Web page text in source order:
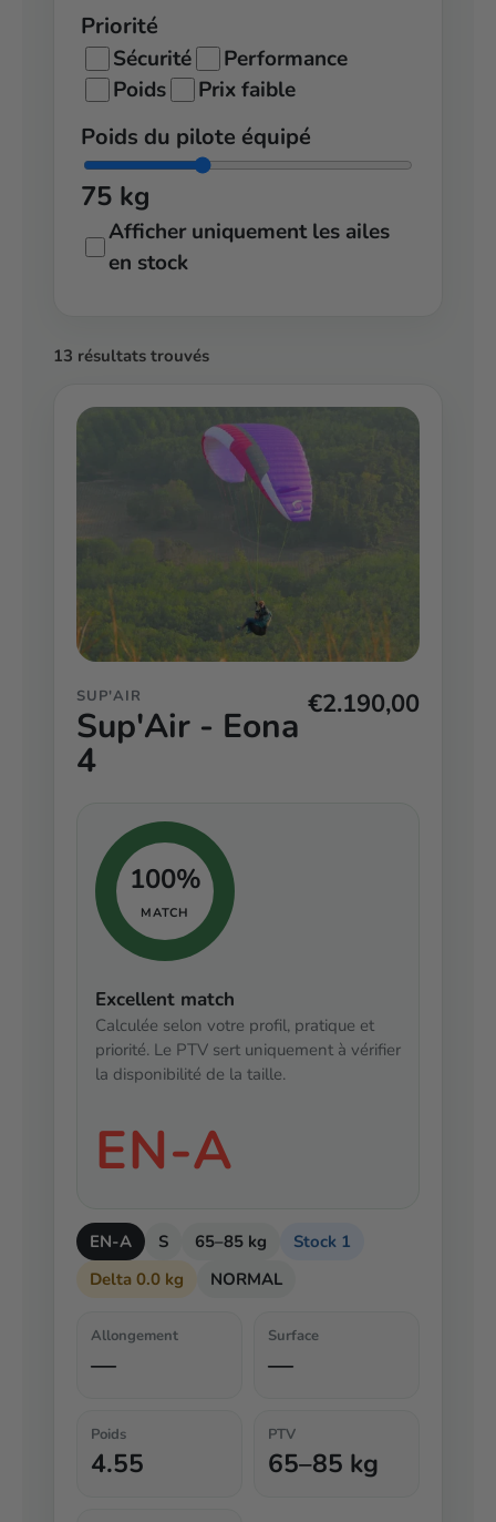
Priorité
Sécurité
Performance
Poids
Prix faible
Poids du pilote équipé
75 kg
Afficher uniquement les ailes
en stock
13 résultats trouvés
SUP'AIR
Sup'Air - Eona
4
€2.190,00
100%
MATCH
Excellent match
Calculée selon votre profil, pratique et
priorité. Le PTV sert uniquement à vérifier
la disponibilité de la taille.
EN-A
EN-A S 65–85 kg
Stock 1
Delta 0.0 kg
NORMAL
Allongement
—
Surface
—
Poids
4.55
PTV
65–85 kg